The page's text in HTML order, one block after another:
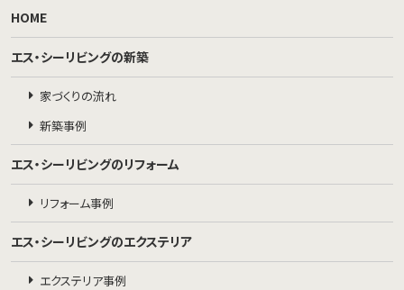
HOME
エス・シーリビングの新築
家づくりの流れ
新築事例
エス・シーリビングのリフォーム
リフォーム事例
エス・シーリビングのエクステリア
エクステリア事例